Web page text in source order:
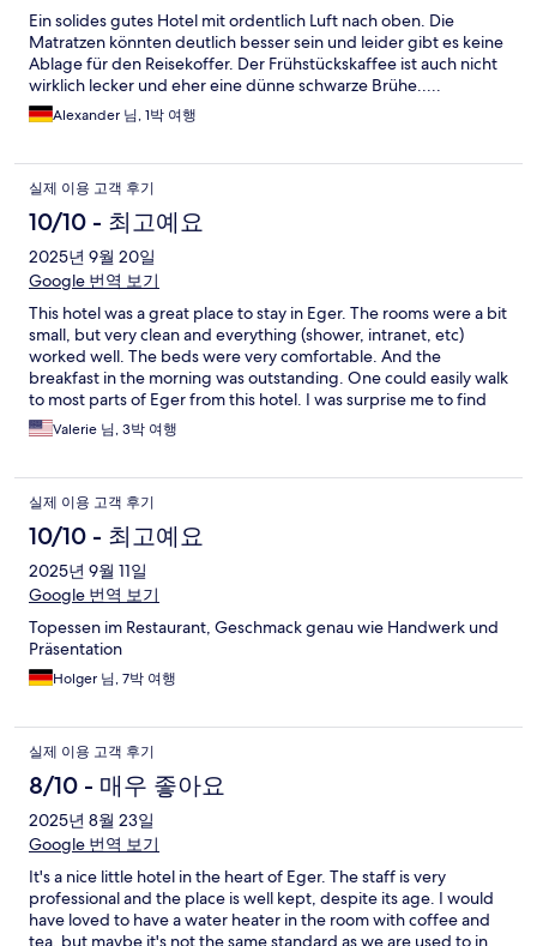
Ein solides gutes Hotel mit ordentlich Luft nach oben. Die
Matratzen könnten deutlich besser sein und leider gibt es keine
Ablage für den Reisekoffer. Der Frühstückskaffee ist auch nicht
wirklich lecker und eher eine dünne schwarze Brühe.....
Alexander 님, 1박 여행
실제 이용 고객 후기
10/10 - 최고예요
2025년 9월 20일
Google 번역 보기
This hotel was a great place to stay in Eger. The rooms were a bit
small, but very clean and everything (shower, intranet, etc)
worked well. The beds were very comfortable. And the
breakfast in the morning was outstanding. One could easily walk
to most parts of Eger from this hotel. I was surprise me to find
out they charged for parking -- they said it was to pay for the
security system. It sort of threw me -- why did they need a
night, and it turned out there wasn't enough spaces for one
night, so we had to park on the street. We found a spot very
close to the hotel and had no issues. The hotel had a mineral
bath, but unfortunately we never had a chance to use it. But
they provided robes for the baths, which was a nice touch.
Valerie 님, 3박 여행
실제 이용 고객 후기
10/10 - 최고예요
2025년 9월 11일
Google 번역 보기
Topessen im Restaurant, Geschmack genau wie Handwerk und
Präsentation
Holger 님, 7박 여행
실제 이용 고객 후기
8/10 - 매우 좋아요
2025년 8월 23일
Google 번역 보기
It's a nice little hotel in the heart of Eger. The staff is very
professional and the place is well kept, despite its age. I would
have loved to have a water heater in the room with coffee and
tea, but maybe it's not the same standard as we are used to in